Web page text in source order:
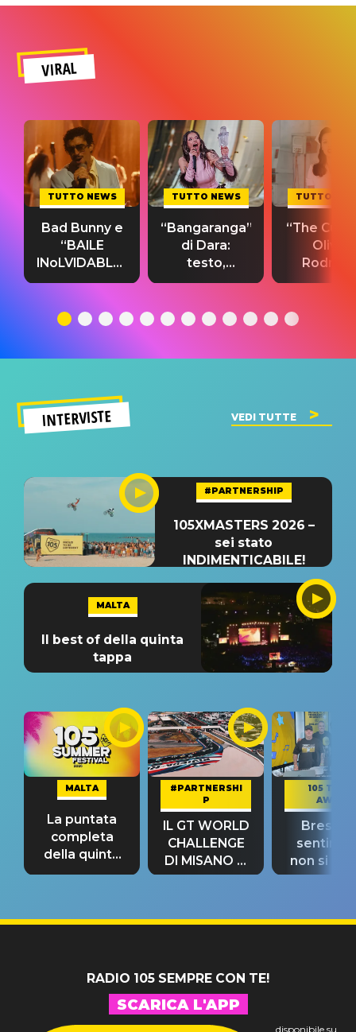
VIRAL
TUTTO NEWS
Bad Bunny e
“BAILE
INoLVIDABLE”:
testo,
significato
TUTTO NEWS
“Bangaranga”
di Dara:
testo,
traduzione e
del singolo
TUTTO
“The
Olivia
testo,
INTERVISTE VEDI TUTTE
#PARTNERSHIP
105XMASTERS 2026 –
sei stato
INDIMENTICABILE!
MALTA
Il best of della quinta
tappa
MALTA
La puntata
completa
della quinta
tappa
#PARTNERSHI
P
IL GT WORLD
CHALLENGE
DI MISANO si
riconferma
105 TAKE
AWAY
Bresh:
non si
fino alla
RADIO 105 SEMPRE CON TE!
SCARICA L'APP
disponibile su